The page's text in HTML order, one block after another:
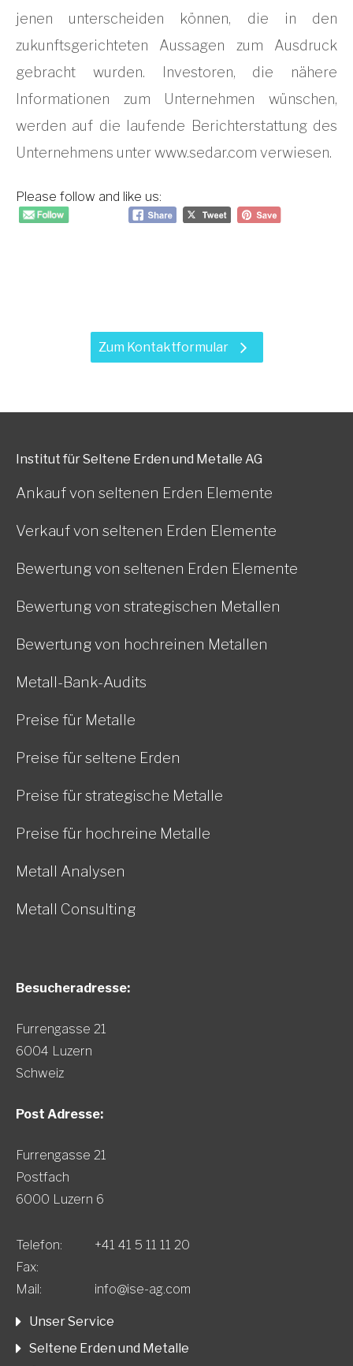
jenen unterscheiden können, die in den
zukunftsgerichteten Aussagen zum Ausdruck
gebracht wurden. Investoren, die nähere
Informationen zum Unternehmen wünschen,
werden auf die laufende Berichterstattung des
Unternehmens unter www.sedar.com verwiesen.
Please follow and like us:
Zum Kontaktformular
Institut für Seltene Erden und Metalle AG
Ankauf von seltenen Erden Elemente
Verkauf von seltenen Erden Elemente
Bewertung von seltenen Erden Elemente
Bewertung von strategischen Metallen
Bewertung von hochreinen Metallen
Metall-Bank-Audits
Preise für Metalle
Preise für seltene Erden
Preise für strategische Metalle
Preise für hochreine Metalle
Metall Analysen
Metall Consulting
Besucheradresse:
Furrengasse 21
6004 Luzern
Schweiz
Post Adresse:
Furrengasse 21
Postfach
6000 Luzern 6
Telefon:
+41 41 5 11 11 20
Fax:
Mail:
info@ise-ag.com
Unser Service
Seltene Erden und Metalle